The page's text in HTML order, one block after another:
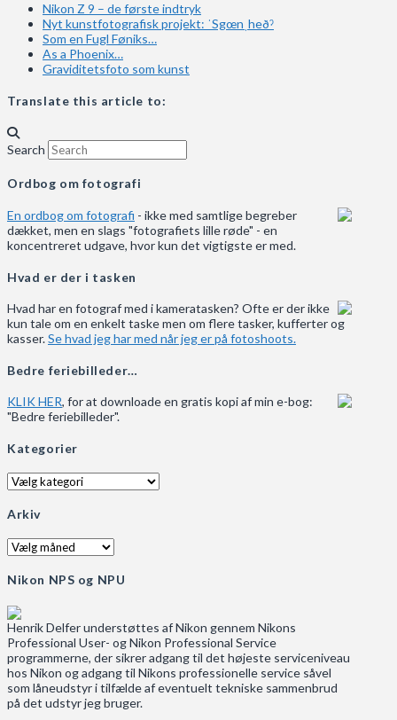
Nikon Z 9 – de første indtryk
Nyt kunstfotografisk projekt: ˈSgœnˌheðˀ
Som en Fugl Føniks…
As a Phoenix…
Graviditetsfoto som kunst
Translate this article to:
Search
Ordbog om fotografi
En ordbog om fotografi - ikke med samtlige begreber
dækket, men en slags "fotografiets lille røde" - en
koncentreret udgave, hvor kun det vigtigste er med.
Hvad er der i tasken
Hvad har en fotograf med i kameratasken? Ofte er der ikke
kun tale om en enkelt taske men om flere tasker, kufferter og
kasser.Se hvad jeg har med når jeg er på fotoshoots.
Bedre feriebilleder…
KLIK HER, for at downloade en gratis kopi af min e-bog:
"Bedre feriebilleder".
Kategorier
Kategorier
Arkiv
Arkiv
Nikon NPS og NPU
Henrik Delfer understøttes af Nikon gennem Nikons
Professional User- og Nikon Professional Service
programmerne, der sikrer adgang til det højeste serviceniveau
hos Nikon og adgang til Nikons professionelle service såvel
som låneudstyr i tilfælde af eventuelt tekniske sammenbrud
på det udstyr jeg bruger.